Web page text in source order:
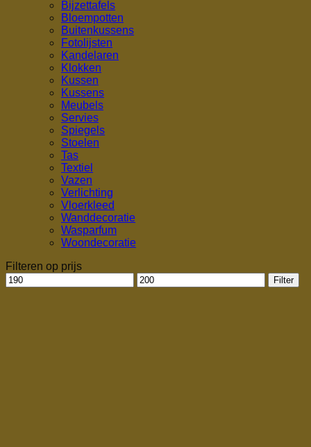
Bijzettafels
Bloempotten
Buitenkussens
Fotolijsten
Kandelaren
Klokken
Kussen
Kussens
Meubels
Servies
Spiegels
Stoelen
Tas
Textiel
Vazen
Verlichting
Vloerkleed
Wanddecoratie
Wasparfum
Woondecoratie
Filteren op prijs
Min.
prijs
Max.
prijs
Filter